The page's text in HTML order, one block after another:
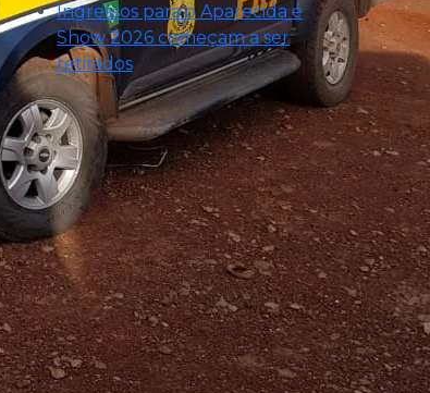
Ingressos para o Aparecida é
Show 2026 começam a ser
retirados